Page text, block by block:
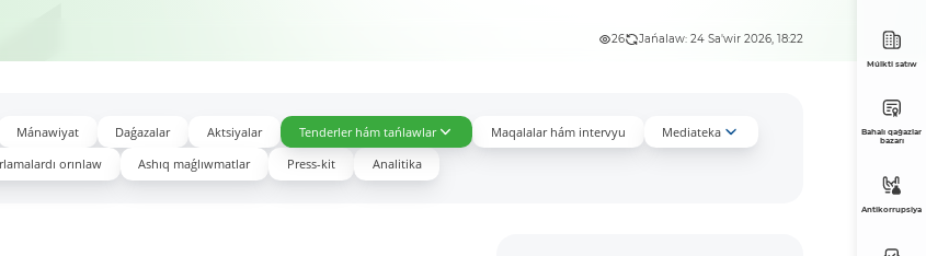
26 Jańalaw: 24 Sa'wir 2026, 18:22
Mánawiyat Daǵazalar Aktsiyalar Tenderler hám tańlawlar Maqalalar hám intervyu
Mediateka
orınlaw Ashıq maǵlıwmatlar Press-kit Analitika
Múlkti satıw
Bahalı qaǵazlar
bazarı
Antikorrupsiya